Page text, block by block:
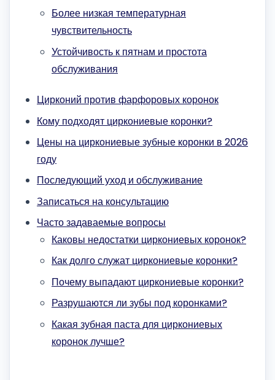
Более низкая температурная
чувствительность
Устойчивость к пятнам и простота
обслуживания
Цирконий против фарфоровых коронок
Кому подходят циркониевые коронки?
Цены на циркониевые зубные коронки в 2026
году
Последующий уход и обслуживание
Записаться на консультацию
Часто задаваемые вопросы
Каковы недостатки циркониевых коронок?
Как долго служат циркониевые коронки?
Почему выпадают циркониевые коронки?
Разрушаются ли зубы под коронками?
Какая зубная паста для циркониевых
коронок лучше?